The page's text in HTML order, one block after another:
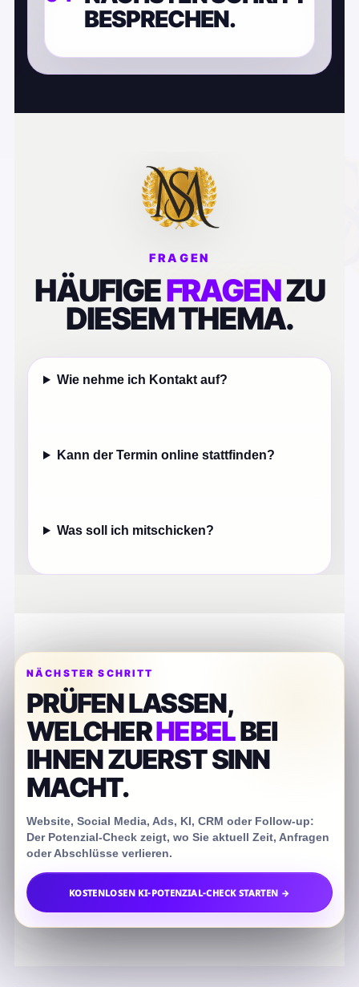
BESPRECHEN.
FRAGEN
HÄUFIGEFRAGENZU
DIESEM THEMA.
Wie nehme ich Kontakt auf?
Kann der Termin online stattfinden?
Was soll ich mitschicken?
NÄCHSTER SCHRITT
PRÜFEN LASSEN,
WELCHERHEBELBEI
IHNEN ZUERST SINN
MACHT.
Website, Social Media, Ads, KI, CRM oder Follow-up:
Der Potenzial-Check zeigt, wo Sie aktuell Zeit, Anfragen
oder Abschlüsse verlieren.
KOSTENLOSEN KI-POTENZIAL-CHECK STARTEN →